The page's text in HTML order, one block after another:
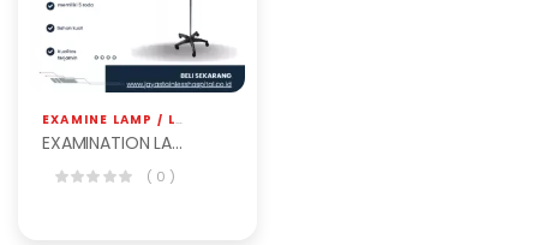
EXAMINE LAMP / LAMPU PERIKSA
EXAMINATION LAMP BET-101
( 0 )